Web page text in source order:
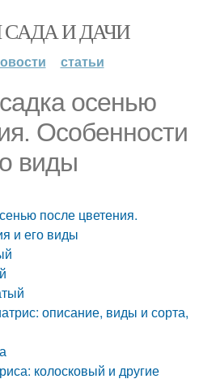
И ДАЧИ
статьи
осенью
Особенности
виды
после цветения.
и его виды
описание, виды и сорта,
колосковый и другие